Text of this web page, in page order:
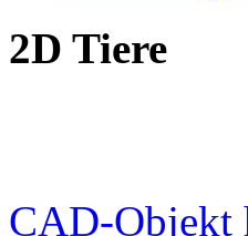
2D Tiere
CAD-Objekt